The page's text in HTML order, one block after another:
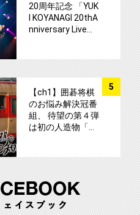
20周年記念 「YUK
I KOYANAGI 20thA
nniversary Live…
5
【ch1】囲碁将棋
のお悩み解決冠番
組、 待望の第４弾
は初の人造物「…